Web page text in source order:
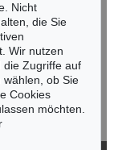
Nicht
die Sie
Wir nutzen
die Zugriffe auf
wählen, ob Sie
Cookies
möchten.